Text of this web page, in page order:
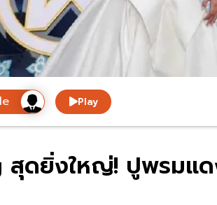
Play
สุดยิ่งใหญ่! ปูพรมแ